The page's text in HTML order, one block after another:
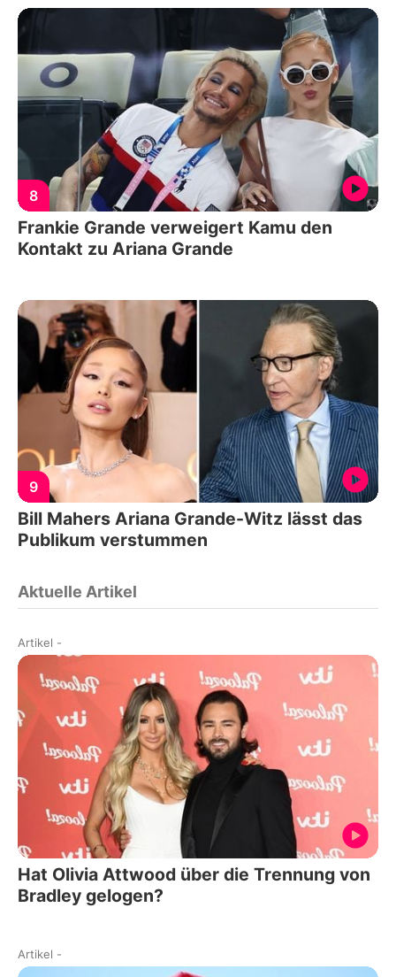
8
Frankie Grande verweigert Kamu den
Kontakt zu Ariana Grande
9
Bill Mahers Ariana Grande-Witz lässt das
Publikum verstummen
Aktuelle Artikel
Artikel -
Hat Olivia Attwood über die Trennung von
Bradley gelogen?
Artikel -